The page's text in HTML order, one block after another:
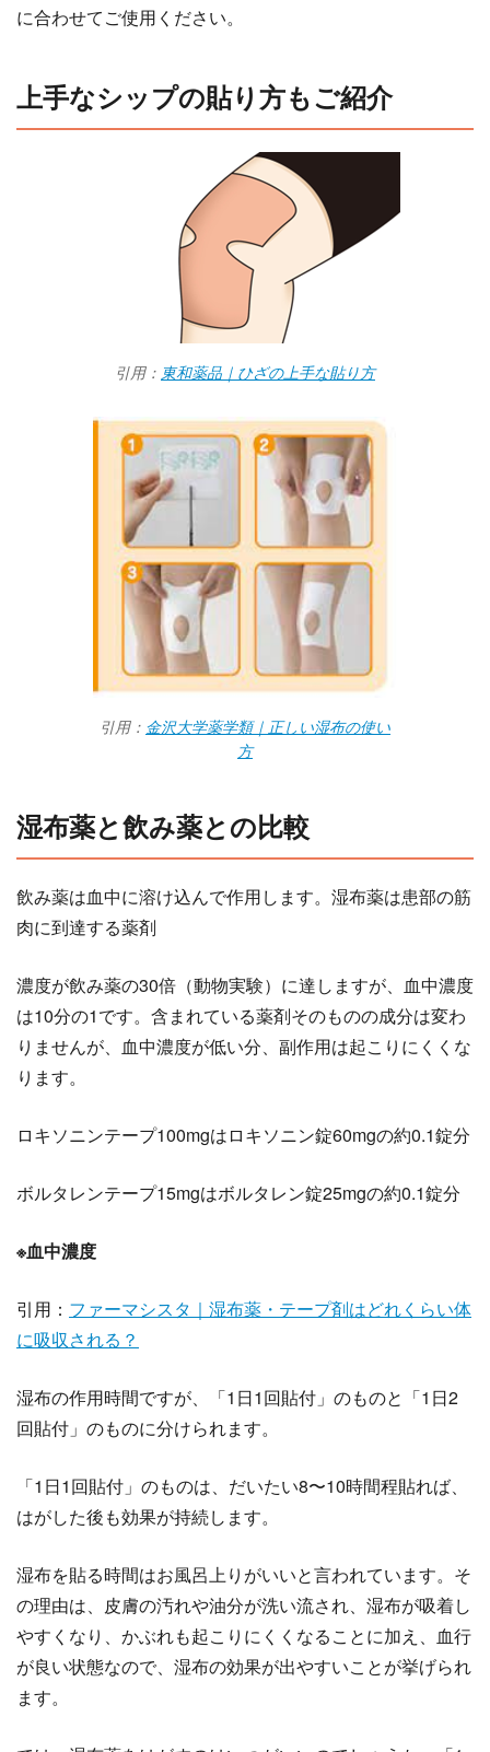
に合わせてご使用ください。
上手なシップの貼り方もご紹介
引用： 東和薬品｜ひざの上手な貼り方
引用： 金沢大学薬学類｜正しい湿布の使い
方
湿布薬と飲み薬との比較
飲み薬は血中に溶け込んで作用します。湿布薬は患部の筋
肉に到達する薬剤
濃度が飲み薬の30倍（動物実験）に達しますが、血中濃度
は10分の1です。含まれている薬剤そのものの成分は変わ
りませんが、血中濃度が低い分、副作用は起こりにくくな
ります。
ロキソニンテープ100mgはロキソニン錠60mgの約0.1錠分
ボルタレンテープ15mgはボルタレン錠25mgの約0.1錠分
※血中濃度
引用： ファーマシスタ｜湿布薬・テープ剤はどれくらい体
に吸収される？
湿布の作用時間ですが、「1日1回貼付」のものと「1日2
回貼付」のものに分けられます。
「1日1回貼付」のものは、だいたい8〜10時間程貼れば、
はがした後も効果が持続します。
湿布を貼る時間はお風呂上りがいいと言われています。そ
の理由は、皮膚の汚れや油分が洗い流され、湿布が吸着し
やすくなり、かぶれも起こりにくくなることに加え、血行
が良い状態なので、湿布の効果が出やすいことが挙げられ
ます。